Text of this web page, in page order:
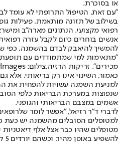
או בסוכרת.
"עם זאת, הטיפול התרופתי לא עומד
בשילוב של תזונה מותאמת, פעילות
רפואי מקצועי. הנתונים מארה"ב
אנשים בוחרים כיום לקבל עזרה
להמשיך להיאבק לבדם בהשמנה, כפי
"מתאימות למי שמתמודדים עם תופעת
מכירים". זריקות הרזיה,צילום: GettyImages
כאמור, השינוי אינו רק בריאותי,
למניעת השמנה עשויות להפחית את
שנפוצות במערכת הבריאות כלפי
אשמים במצבם הבריאותי והגופני.
לדברי ד"ר רזיאל, "אפשר לומר
למטופלים הסובלים מהשמנה יש כעת
מטופלים שהיו כבר אצל אלף